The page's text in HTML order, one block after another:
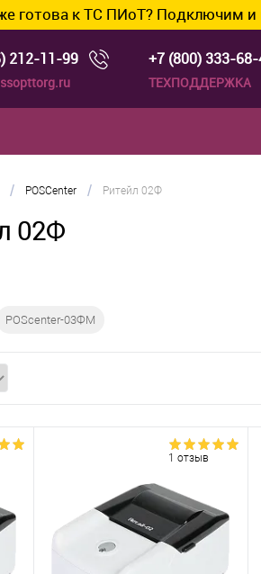
к ТС ПИоТ? Подключим и
212-11-99 +7 (800) 333-
ТЕХПОДДЕРЖКА
/ POSCenter / Ритейл 02Ф
02Ф
POScenter-03ФM
1 отзыв